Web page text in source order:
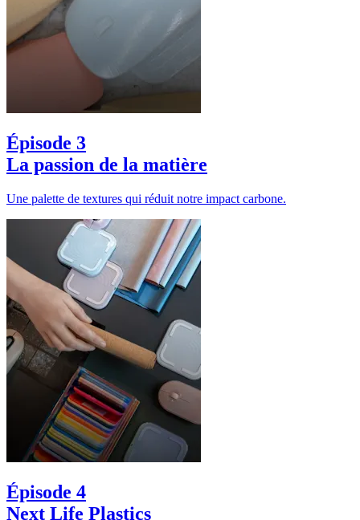
Épisode 3
La passion de la matière
Une palette de textures qui réduit notre impact carbone.
Épisode 4
Next Life Plastics